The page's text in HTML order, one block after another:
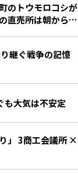
のトウモロコシが
直売所は朝から長
継ぐ戦争の記憶
らぐも大気は不安定
」 3商工会議所 ×